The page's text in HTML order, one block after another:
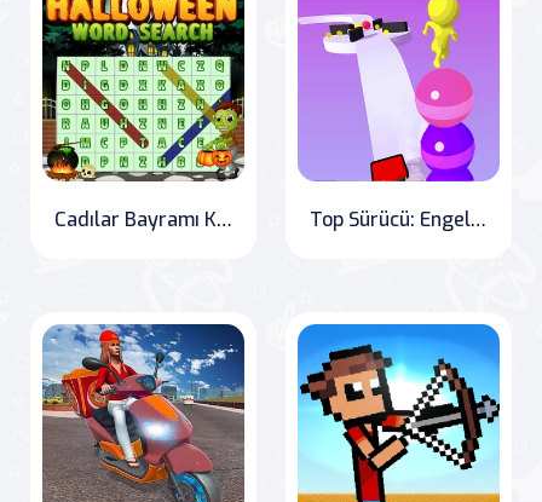
Cadılar Bayramı Kelime Araması Top Sürücü: Engelleri Aş" Translation: "Stack Rider: Overcoming Obstacles